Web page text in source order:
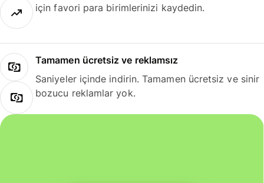
için favori para birimlerinizi kaydedin.
Tamamen ücretsiz ve reklamsız
Saniyeler içinde indirin. Tamamen ücretsiz ve sinir
bozucu reklamlar yok.